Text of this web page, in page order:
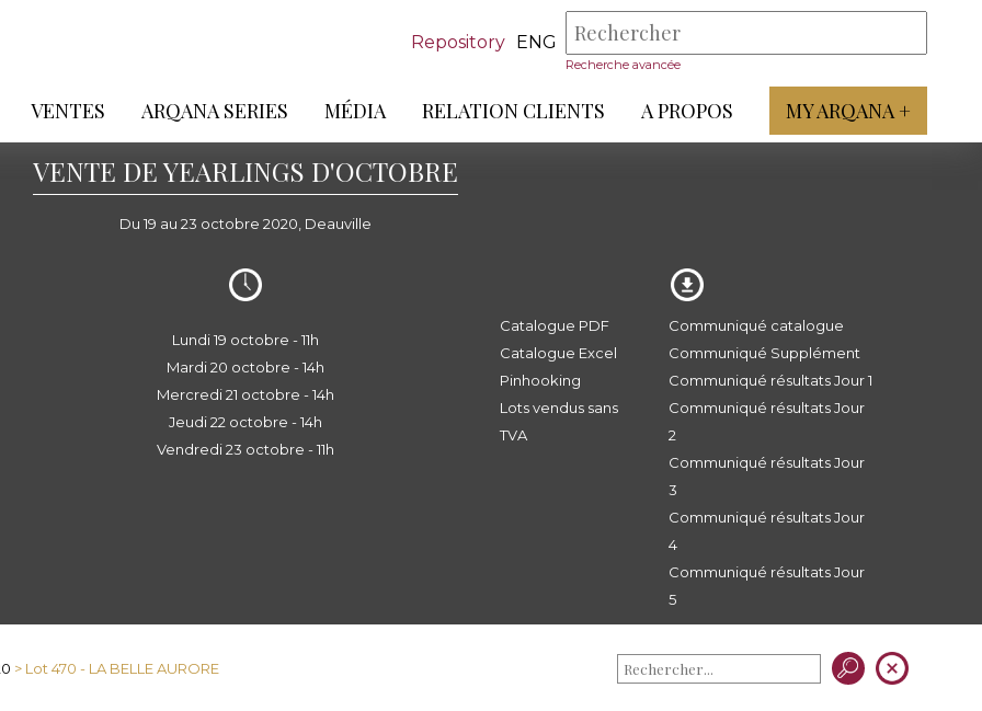
Repository ENG
Recherche avancée
VENTES ARQANA SERIES MÉDIA RELATION CLIENTS A PROPOS MY ARQANA +
VENTE DE YEARLINGS D'OCTOBRE
Du 19 au 23 octobre 2020, Deauville
Lundi 19 octobre - 11h
Mardi 20 octobre - 14h
Mercredi 21 octobre - 14h
Jeudi 22 octobre - 14h
Vendredi 23 octobre - 11h
Catalogue PDF
Catalogue Excel
Pinhooking
Lots vendus sans
TVA
Communiqué catalogue
Communiqué Supplément
Communiqué résultats Jour 1
Communiqué résultats Jour
2
Communiqué résultats Jour
3
Communiqué résultats Jour
4
Communiqué résultats Jour
5
> Lot 470 - LA BELLE AURORE